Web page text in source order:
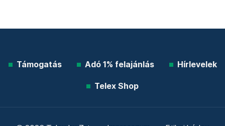
Támogatás Adó 1% felajánlás Hírlevelek
Telex Shop